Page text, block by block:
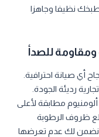
نظيفا وجاهزا
ومقاومة للصدأ
أي صيانة احترافية.
رديئة الجودة.
مطابقة لأعلى
ظروف الرطوبة
نضمن لك عدم تعرضها